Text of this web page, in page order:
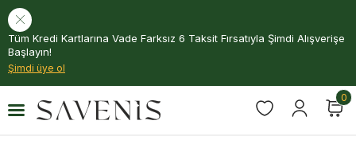
Tüm Kredi Kartlarına Vade Farksız 6 Taksit Fırsatıyla Şimdi Alışverişe
Başlayın!
Şimdi üye ol
0